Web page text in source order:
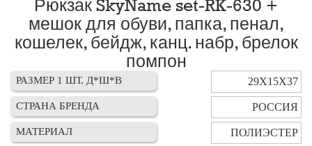
Рюкзак SkyName set-RK-630 +
мешок для обуви, папка, пенал,
кошелек, бейдж, канц. набр, брелок
помпон
РАЗМЕР 1 ШТ. Д*Ш*В 29Х15Х37
СТРАНА БРЕНДА РОССИЯ
МАТЕРИАЛ ПОЛИЭСТЕР